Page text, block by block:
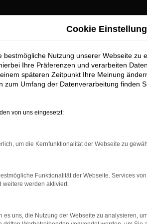
das Laden bestimmter Seiten
zu beheben.
Cookie
bestmögliche Nutzung unserer Webseite zu
Ihre Präferenzen und verarbeiten
späteren Zeitpunkt Ihre Meinung
zum Umfang der Datenverarbeitung finden
von uns eingesetzt:
um die Kernfunktionalität der Webseite zu
Funktionalität der Webseite. Services
weitere werden aktiviert.
es uns, die Nutzung der Webseite zu analysieren,